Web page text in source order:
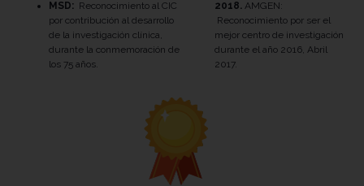
MSD: Reconocimiento al CIC
por contribución al desarrollo
de la investigación clínica,
durante la conmemoración de
los 75 años.
2018. AMGEN:
Reconocimiento por ser el
mejor centro de investigación
durante el año 2016, Abril
2017.